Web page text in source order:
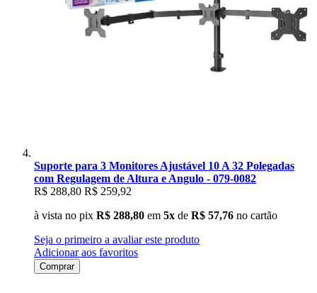
Suporte para 3 Monitores Ajustável 10 A 32 Polegadas
com Regulagem de Altura e Angulo - 079-0082
R$ 288,80 R$ 259,92
à vista no pix R$ 288,80 em 5x de R$ 57,76 no cartão
Seja o primeiro a avaliar este produto
Adicionar aos favoritos
Comprar